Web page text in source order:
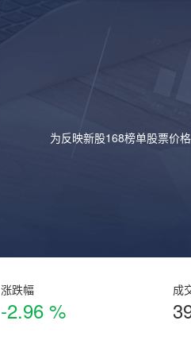
为反映新股168榜单股票价
涨跌幅
-2.96 %
成